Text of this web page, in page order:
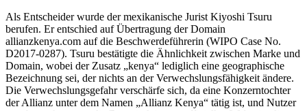
Als Entscheider wurde der mexikanische Jurist Kiyoshi Tsuru
berufen. Er entschied auf Übertragung der Domain
allianzkenya.com auf die Beschwerdeführerin (WIPO Case No.
D2017-0287). Tsuru bestätigte die Ähnlichkeit zwischen Marke und
Domain, wobei der Zusatz „kenya“ lediglich eine geographische
Bezeichnung sei, der nichts an der Verwechslungsfähigkeit ändere.
Die Verwechslungsgefahr verschärfe sich, da eine Konzerntochter
der Allianz unter dem Namen „Allianz Kenya“ tätig ist, und Nutzer